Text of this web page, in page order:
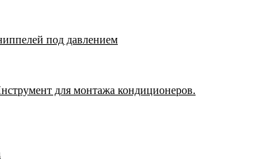
под давлением
для монтажа кондиционеров.